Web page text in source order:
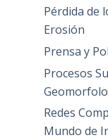
Pérdida de
Erosión
Prensa y
Procesos
Redes
Mundo de